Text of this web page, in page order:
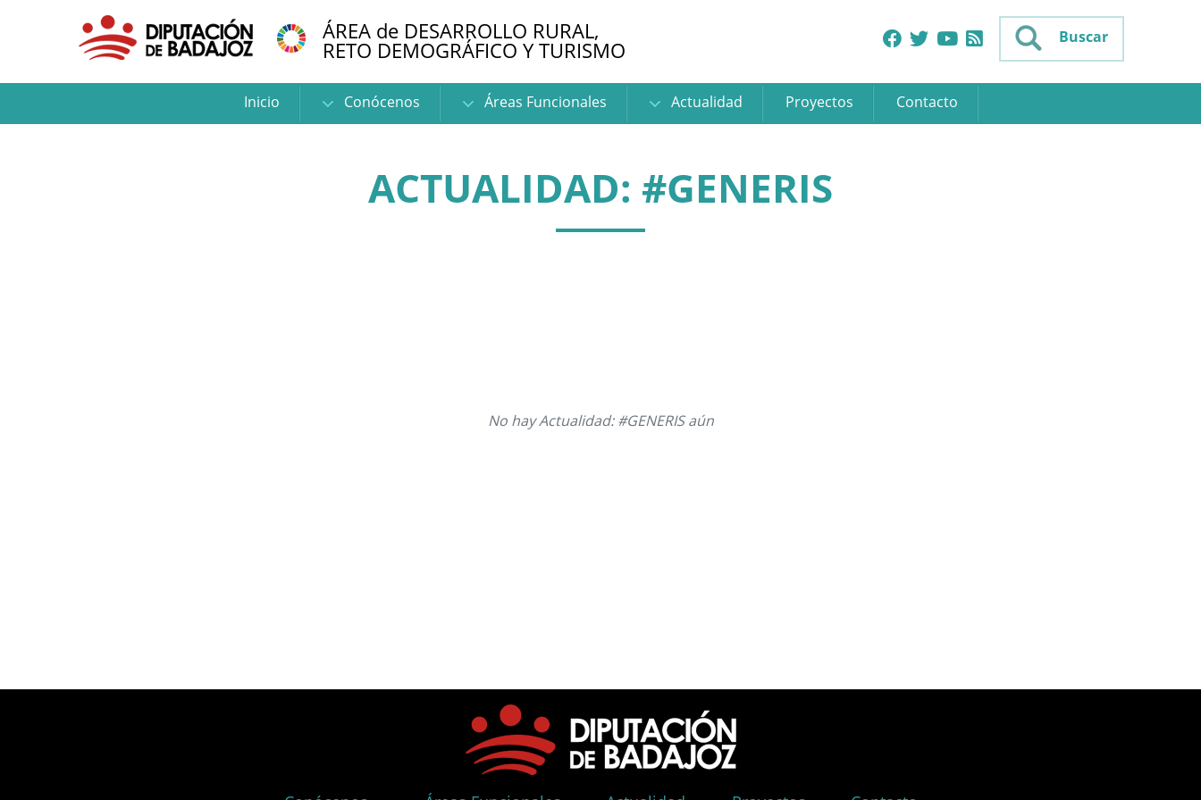
ÁREA de DESARROLLO RURAL,
RETO DEMOGRÁFICO Y TURISMO Buscar
Inicio Conócenos Áreas Funcionales Actualidad Proyectos Contacto
ACTUALIDAD: #GENERIS
No hay Actualidad: #GENERIS aún